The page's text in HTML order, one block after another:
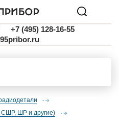
+7 (495) 128-16-55
ШР и другие)